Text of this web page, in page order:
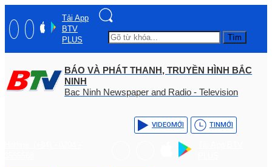
Tải App
BTV
PLUS
Tìm
BÁO VÀ PHÁT THANH, TRUYỀN HÌNH BẮC
NINH
Bac Ninh Newspaper and Radio - Television
VIDEOMỚI TINMỚI